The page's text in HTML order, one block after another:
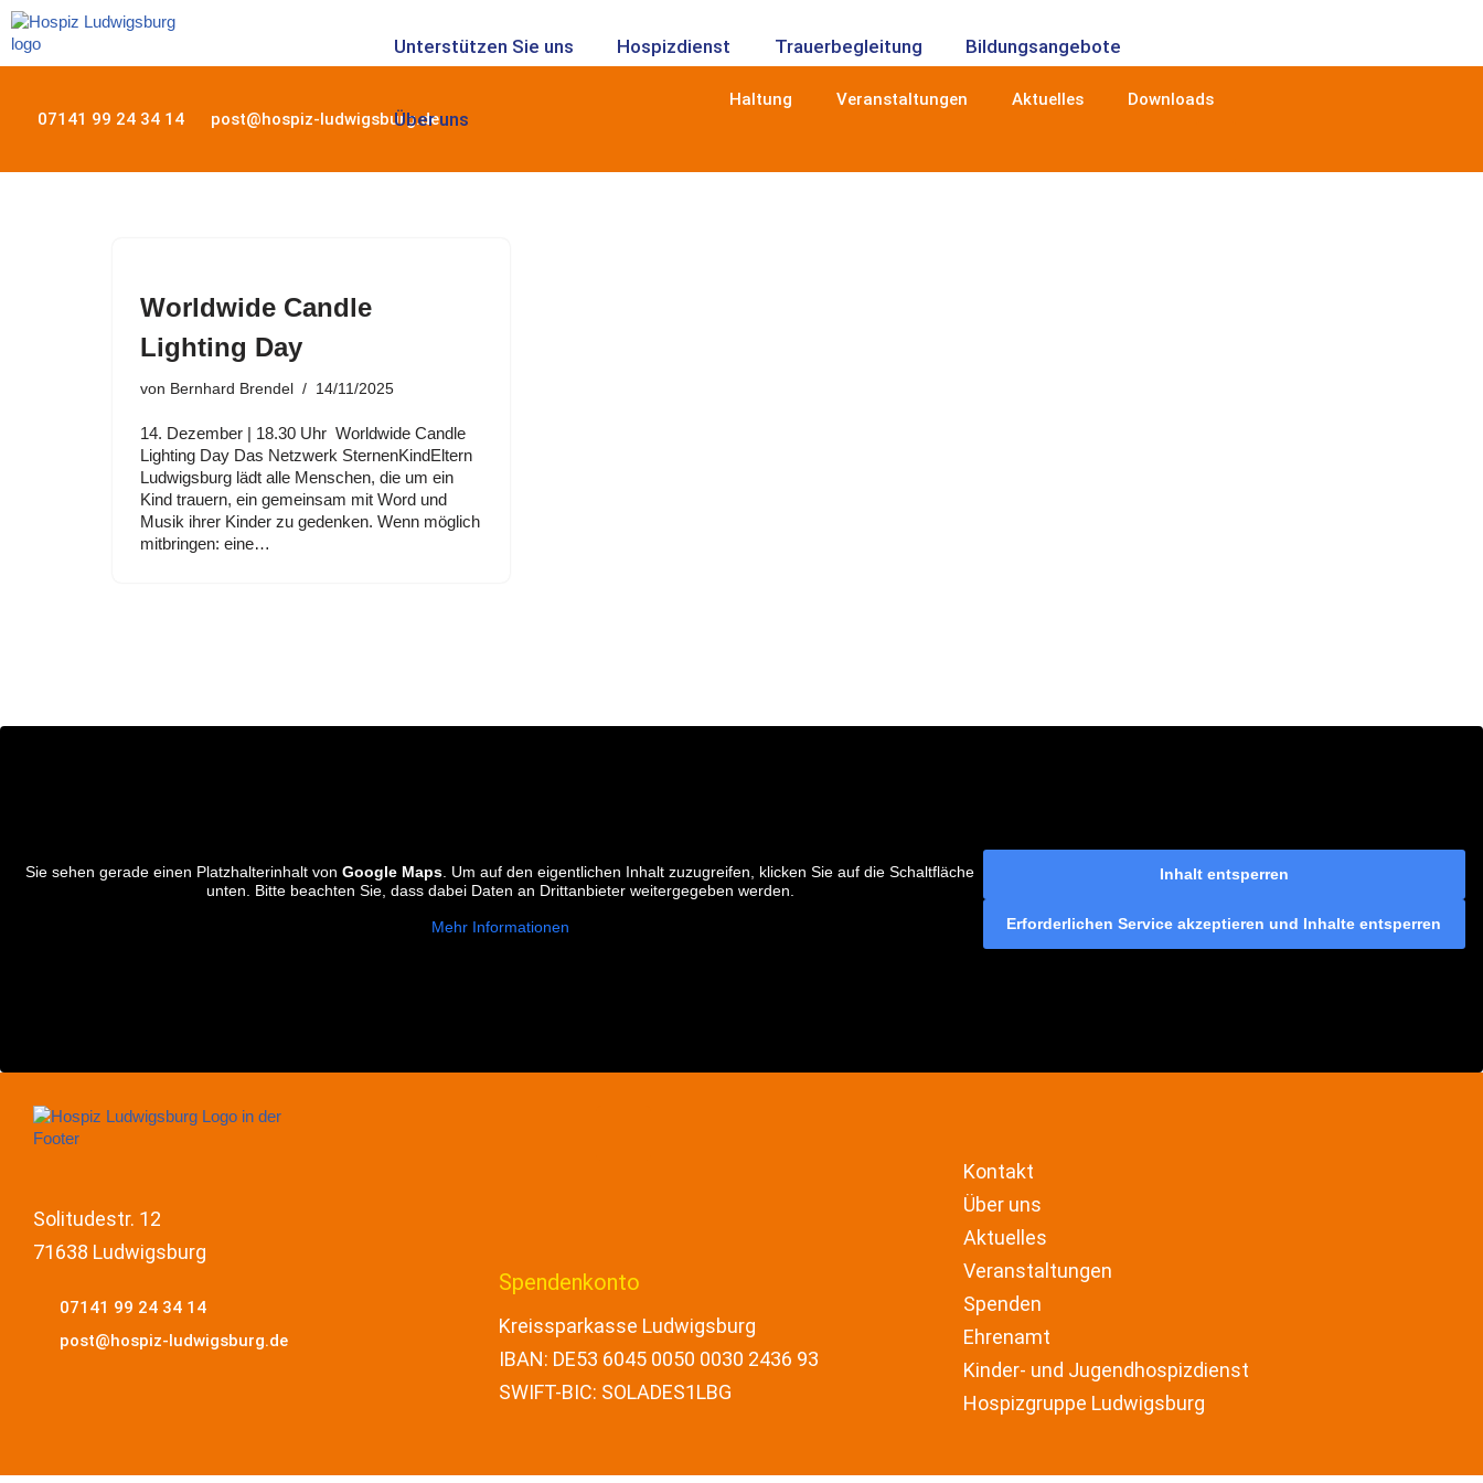
Zum
Unterstützen Sie uns Hospizdienst Trauerbegleitung Bildungsangebote
Über uns
07141 99 24 34 14 post@hospiz-ludwigsburg.de
Haltung Veranstaltungen Aktuelles Downloads
Worldwide Candle
Lighting Day
von Bernhard Brendel 14/11/2025
14. Dezember | 18.30 Uhr Worldwide Candle
Lighting Day Das Netzwerk SternenKindEltern
Ludwigsburg lädt alle Menschen, die um ein
Kind trauern, ein gemeinsam mit Word und
Musik ihrer Kinder zu gedenken. Wenn möglich
mitbringen: eine…
Sie sehen gerade einen Platzhalterinhalt vonGoogle Maps . Um auf den eigentlichen Inhalt zuzugreifen, klicken Sie auf die Schaltfläche
unten. Bitte beachten Sie, dass dabei Daten an Drittanbieter weitergegeben werden.
Mehr Informationen
Inhalt entsperren
Erforderlichen Service akzeptieren und Inhalte entsperren
Solitudestr. 12
71638 Ludwigsburg
07141 99 24 34 14
post@hospiz-ludwigsburg.de
Spendenkonto
Kreissparkasse Ludwigsburg
IBAN: DE53 6045 0050 0030 2436 93
SWIFT-BIC: SOLADES1LBG
Kontakt
Über uns
Aktuelles
Veranstaltungen
Spenden
Ehrenamt
Kinder- und Jugendhospizdienst
Hospizgruppe Ludwigsburg